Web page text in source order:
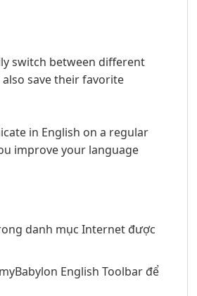
switch between different
save their favorite
in English on a regular
improve your language
danh mục Internet được
English Toolbar để